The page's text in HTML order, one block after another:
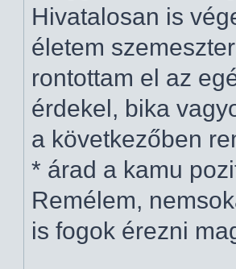
Hivatalosan is
életem
rontottam el az
érdekel, bika
a következőben
* árad a kamu
Remélem,
is fogok érezni